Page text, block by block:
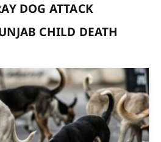
DOG ATTACK
CHILD DEATH